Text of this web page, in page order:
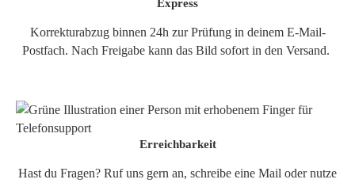
Express
Korrekturabzug binnen 24h zur Prüfung in deinem E-Mail-
Postfach. Nach Freigabe kann das Bild sofort in den Versand.
Erreichbarkeit
Hast du Fragen? Ruf uns gern an, schreibe eine Mail oder nutze